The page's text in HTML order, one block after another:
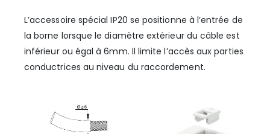
L’accessoire spécial IP20 se positionne à l’entrée de
la borne lorsque le diamètre extérieur du câble est
inférieur ou égal à 6mm. Il limite l’accès aux parties
conductrices au niveau du raccordement.